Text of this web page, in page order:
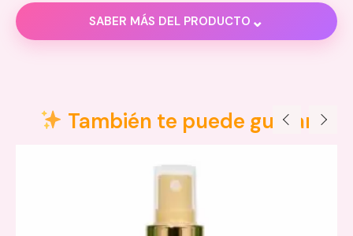
SABER MÁS DEL PRODUCTO ⌄
También te puede gustar